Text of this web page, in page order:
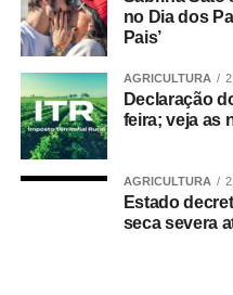
forma como o processo foi
“Eu, em nome do Selecon,
deputado porque, de fato,
graças à oportunidade que
realizarmos esse
mas, acima de tudo, com
presidente da instituição.
no Dia dos
Pais’
AGRICULTURA
Declaração
feira; veja as
AGRICULTURA
Estado
seca severa